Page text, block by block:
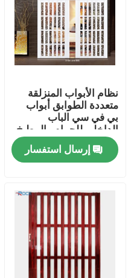
منتجات
أشرطة فيديو
جولة في المعمل
رقابة جودة
نظام الأبواب المنزلقة
متعددة الطوابق أبواب
بي في سي الباب
الداخلي للحمام والمطبخ
إرسال استفسار